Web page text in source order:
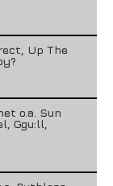
Up The
o.a. Sun
Ggu:ll,